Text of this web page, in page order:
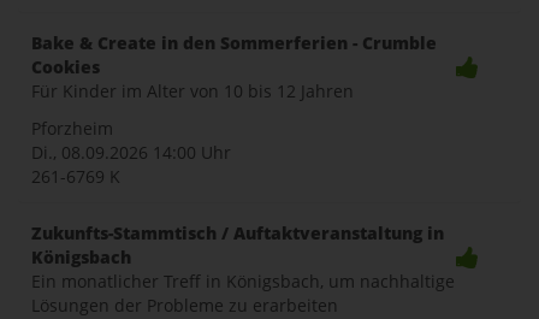
Bake & Create in den Sommerferien - Crumble
Cookies
Für Kinder im Alter von 10 bis 12 Jahren
Pforzheim
Di., 08.09.2026 14:00 Uhr
261-6769 K
Zukunfts-Stammtisch / Auftaktveranstaltung in
Königsbach
Ein monatlicher Treff in Königsbach, um nachhaltige
Lösungen der Probleme zu erarbeiten